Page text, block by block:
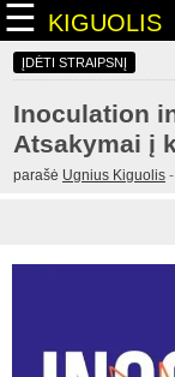
☰ KIGUOLIS
ĮDĖTI STRAIPSNĮ
Inoculation
Atsakymai į
parašė Ugnius Kiguolis -